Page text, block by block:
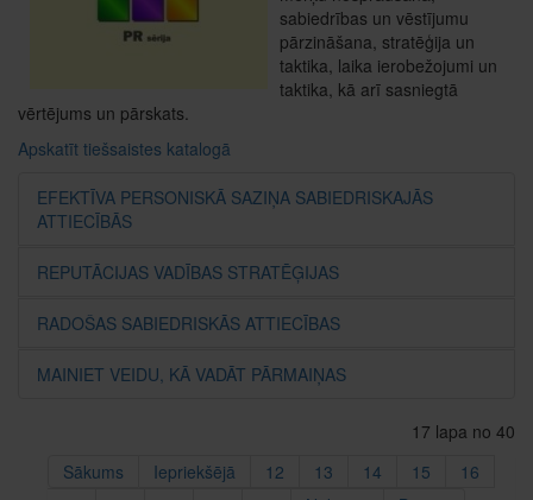
sabiedrības un vēstījumu
pārzināšana, stratēģija un
taktika, laika ierobežojumi un
taktika, kā arī sasniegtā
vērtējums un pārskats.
Apskatīt tiešsaistes katalogā
EFEKTĪVA PERSONISKĀ SAZIŅA SABIEDRISKAJĀS
ATTIECĪBĀS
REPUTĀCIJAS VADĪBAS STRATĒĢIJAS
RADOŠAS SABIEDRISKĀS ATTIECĪBAS
MAINIET VEIDU, KĀ VADĀT PĀRMAIŅAS
17 lapa no 40
Sākums
Iepriekšējā 12 13 14 15
16